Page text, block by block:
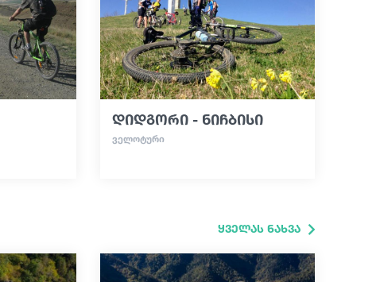
დიდგორი - ნიჩბისი
ᲕᲔᲚᲝᲢᲣᲠᲘ
ყველას ნახვა